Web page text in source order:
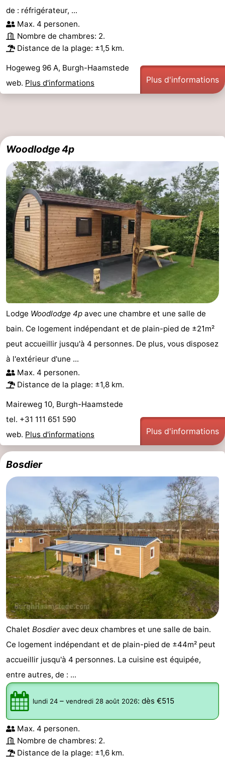
de : réfrigérateur, ...
Max. 4 personen.
Nombre de chambres: 2.
Distance de la plage: ±1,5 km.
Hogeweg 96 A, Burgh-Haamstede
web. Plus d'informations Plus d'informations
Woodlodge 4p
Lodge Woodlodge 4p avec une chambre et une salle de
bain. Ce logement indépendant et de plain-pied de ±21m²
peut accueillir jusqu'à 4 personnes. De plus, vous disposez
à l'extérieur d'une ...
Max. 4 personen.
Distance de la plage: ±1,8 km.
Maireweg 10, Burgh-Haamstede
tel. +31 111 651 590
web. Plus d'informations Plus d'informations
Bosdier
Chalet Bosdier avec deux chambres et une salle de bain.
Ce logement indépendant et de plain-pied de ±44m² peut
accueillir jusqu'à 4 personnes. La cuisine est équipée,
entre autres, de : ...
lundi 24 – vendredi 28 août 2026: dès €515
Max. 4 personen.
Nombre de chambres: 2.
Distance de la plage: ±1,6 km.